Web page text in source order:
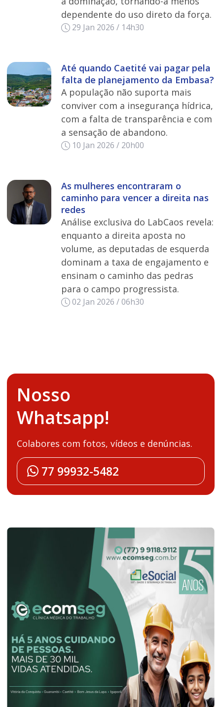
dependente do uso direto da força.
29 Jan 2026 / 14h30
Até quando Caetité vai pagar pela
falta de planejamento da Embasa?
A população não suporta mais
conviver com a insegurança hídrica,
com a falta de transparência e com
a sensação de abandono.
10 Jan 2026 / 20h00
As mulheres encontraram o
caminho para vencer a direita nas
redes
Análise exclusiva do LabCaos revela:
enquanto a direita aposta no
volume, as deputadas de esquerda
dominam a taxa de engajamento e
ensinam o caminho das pedras
para o campo progressista.
02 Jan 2026 / 06h30
Nosso
Whatsapp!
Colabores com fotos, vídeos e denúncias.
77 99932-5482